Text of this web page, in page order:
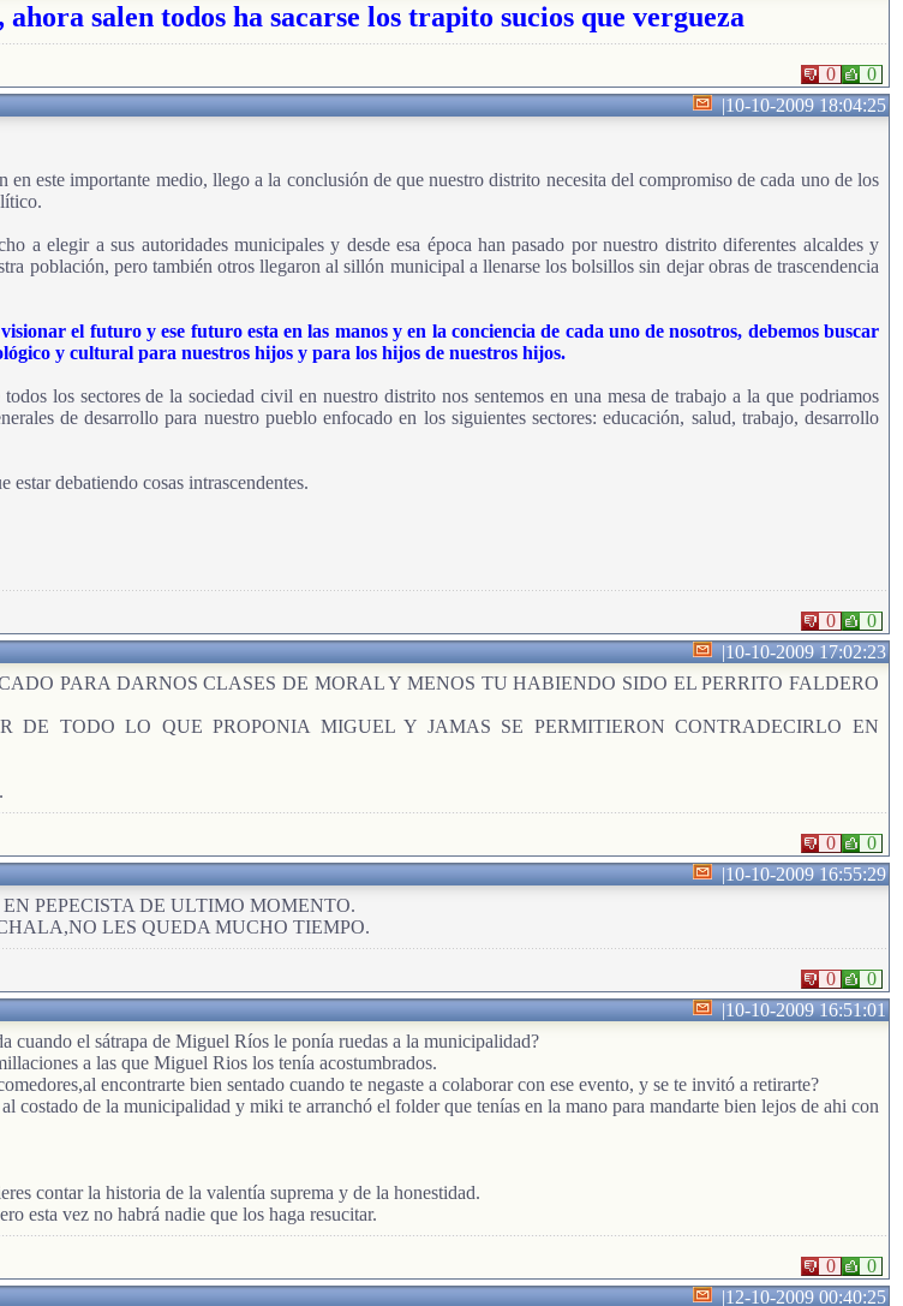
salen todos ha sacarse los trapito sucios que vergueza
0
0
|10-10-2009 18:04:25
este importante medio, llego a la conclusión de que nuestro distrito necesita del compromiso de cada uno de los
a elegir a sus autoridades municipales y desde esa época han pasado por nuestro distrito diferentes alcaldes y
población, pero también otros llegaron al sillón municipal a llenarse los bolsillos sin dejar obras de trascendencia
el futuro y ese futuro esta en las manos y en la conciencia de cada uno de nosotros, debemos buscar
y cultural para nuestros hijos y para los hijos de nuestros hijos.
los sectores de la sociedad civil en nuestro distrito nos sentemos en una mesa de trabajo a la que podriamos
de desarrollo para nuestro pueblo enfocado en los siguientes sectores: educación, salud, trabajo, desarrollo
estar debatiendo cosas intrascendentes.
0
0
|10-10-2009 17:02:23
PARA DARNOS CLASES DE MORAL Y MENOS TU HABIENDO SIDO EL PERRITO FALDERO
TODO LO QUE PROPONIA MIGUEL Y JAMAS SE PERMITIERON CONTRADECIRLO EN
0
0
|10-10-2009 16:55:29
PEPECISTA DE ULTIMO MOMENTO.
LES QUEDA MUCHO TIEMPO.
0
0
|10-10-2009 16:51:01
cuando el sátrapa de Miguel Ríos le ponía ruedas a la municipalidad?
a las que Miguel Rios los tenía acostumbrados.
encontrarte bien sentado cuando te negaste a colaborar con ese evento, y se te invitó a retirarte?
costado de la municipalidad y miki te arranchó el folder que tenías en la mano para mandarte bien lejos de ahi con
contar la historia de la valentía suprema y de la honestidad.
esta vez no habrá nadie que los haga resucitar.
0
0
|12-10-2009 00:40:25